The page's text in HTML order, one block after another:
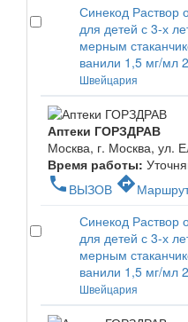
Синекод Раствор
для детей с 3-х
мерным
ванили 1,5 мг/мл
Швейцария
Аптеки ГОРЗДРАВ
Москва, г. Москва, ул.
Время работы:
phone ВЫЗОВ directions
Синекод Раствор
для детей с 3-х
мерным
ванили 1,5 мг/мл
Швейцария